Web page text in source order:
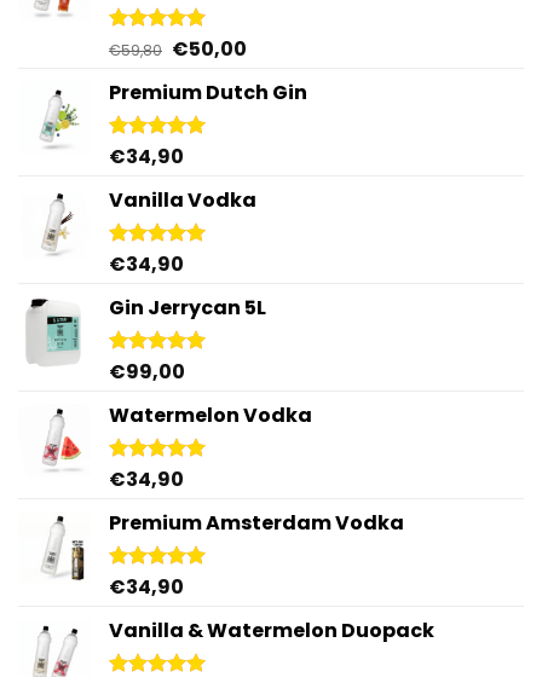
Gewaardeerd
€59,80 Oorspronkelijke
was:
€59,80.
€50,00Huidige
is:
Premium Dutch Gin
Gewaardeerd
€34,90
Vanilla Vodka
Gewaardeerd
€34,90
Gin Jerrycan 5L
Gewaardeerd
€99,00
Watermelon Vodka
Gewaardeerd
€34,90
Premium Amsterdam Vodka
Gewaardeerd
€34,90
Vanilla & Watermelon Duopack